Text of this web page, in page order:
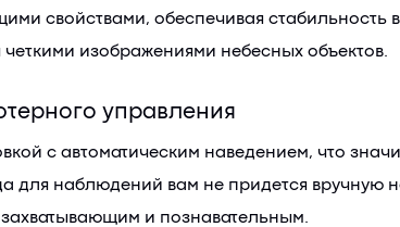
свойствами, обеспечивая стабильность
изображениями небесных объектов.
управления
с автоматическим наведением, что
для наблюдений вам не придется вручную
и познавательным.